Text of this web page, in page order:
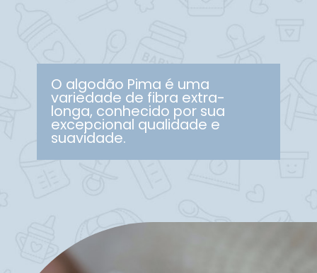
O algodão Pima é uma
variedade de fibra extra-
longa, conhecido por sua
excepcional qualidade e
suavidade.